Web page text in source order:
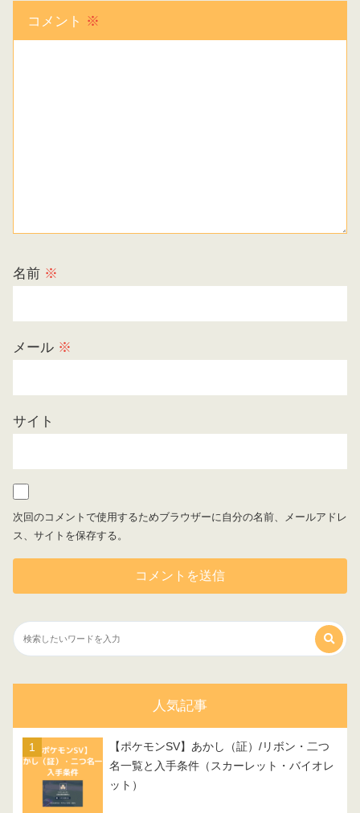
コメント ※
名前 ※
メール ※
サイト
次回のコメントで使用するためブラウザーに自分の名前、メールアドレ
ス、サイトを保存する。
人気記事
【ポケモンSV】あかし（証）/リボン・二つ
名一覧と入手条件（スカーレット・バイオレ
ット）